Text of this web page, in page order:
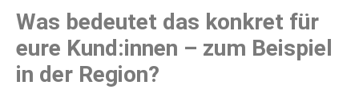
Was bedeutet das konkret für
eure Kund:innen – zum Beispiel
in der Region?